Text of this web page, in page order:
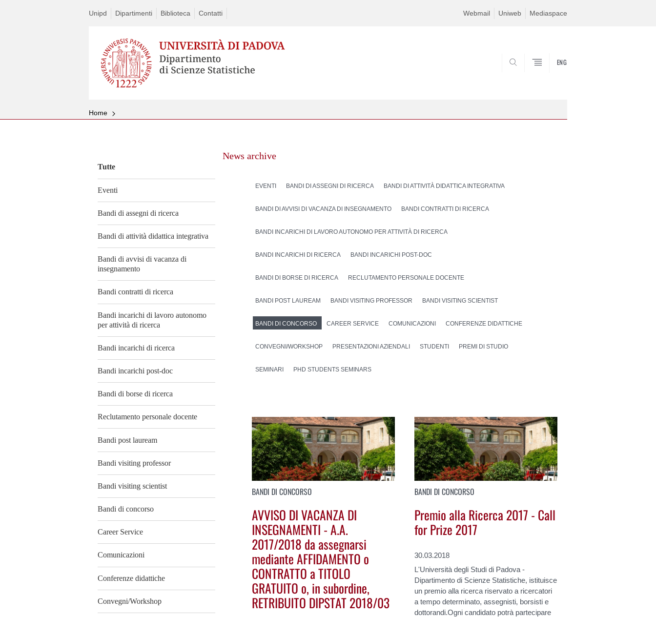
Unipd Dipartimenti Biblioteca Contatti Webmail Uniweb Mediaspace
ENG
Home
Tutte
Eventi
Bandi di assegni di ricerca
Bandi di attività didattica integrativa
Bandi di avvisi di vacanza di
insegnamento
Bandi contratti di ricerca
Bandi incarichi di lavoro autonomo
per attività di ricerca
Bandi incarichi di ricerca
Bandi incarichi post-doc
Bandi di borse di ricerca
Reclutamento personale docente
Bandi post lauream
Bandi visiting professor
Bandi visiting scientist
Bandi di concorso
Career Service
Comunicazioni
Conferenze didattiche
Convegni/Workshop
News archive
EVENTI BANDI DI ASSEGNI DI RICERCA BANDI DI ATTIVITÀ DIDATTICA INTEGRATIVA
BANDI DI AVVISI DI VACANZA DI INSEGNAMENTO BANDI CONTRATTI DI RICERCA
BANDI INCARICHI DI LAVORO AUTONOMO PER ATTIVITÀ DI RICERCA
BANDI INCARICHI DI RICERCA BANDI INCARICHI POST-DOC
BANDI DI BORSE DI RICERCA RECLUTAMENTO PERSONALE DOCENTE
BANDI POST LAUREAM BANDI VISITING PROFESSOR BANDI VISITING SCIENTIST
BANDI DI CONCORSO CAREER SERVICE COMUNICAZIONI CONFERENZE DIDATTICHE
CONVEGNI/WORKSHOP PRESENTAZIONI AZIENDALI STUDENTI PREMI DI STUDIO
SEMINARI PHD STUDENTS SEMINARS
BANDI DI CONCORSO
AVVISO DI VACANZA DI
INSEGNAMENTI - A.A.
2017/2018 da assegnarsi
mediante AFFIDAMENTO o
CONTRATTO a TITOLO
GRATUITO o, in subordine,
RETRIBUITO DIPSTAT 2018/03
BANDI DI CONCORSO
Premio alla Ricerca 2017 - Call
for Prize 2017
30.03.2018
L'Università degli Studi di Padova -
Dipartimento di Scienze Statistiche, istituisce
un premio alla ricerca riservato a ricercatori
a tempo determinato, assegnisti, borsisti e
dottorandi.Ogni candidato potrà partecipare